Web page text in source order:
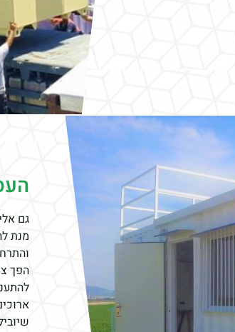
גם
מנת
הפך